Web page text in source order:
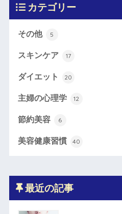
カテゴリー
その他 5
スキンケア 17
ダイエット 20
主婦の心理学 12
節約美容 6
美容健康習慣 40
最近の記事